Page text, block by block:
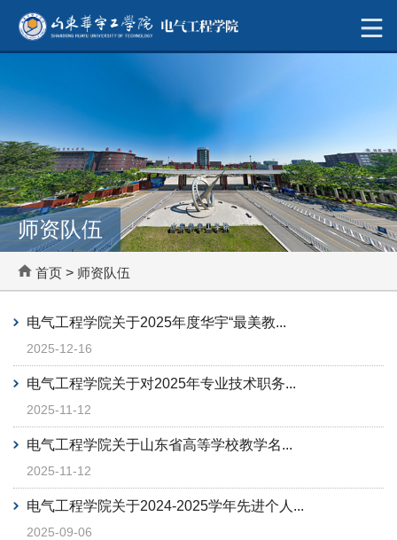
师资队伍
首页 > 师资队伍
电气工程学院关于2025年度华宇“最美教...
2025-12-16
电气工程学院关于对2025年专业技术职务...
2025-11-12
电气工程学院关于山东省高等学校教学名...
2025-11-12
电气工程学院关于2024-2025学年先进个人...
2025-09-06